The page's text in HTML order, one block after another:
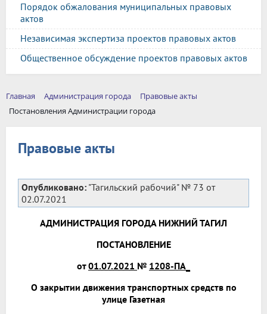
Порядок обжалования муниципальных правовых
актов
Независимая экспертиза проектов правовых актов
Общественное обсуждение проектов правовых актов
Главная Администрация города
Правовые акты
Постановления Администрации города
Правовые акты
Опубликовано: "Тагильский рабочий" № 73 от
02.07.2021
АДМИНИСТРАЦИЯ ГОРОДА НИЖНИЙ ТАГИЛ
ПОСТАНОВЛЕНИЕ
от01.07.2021 № 1208-ПА_
О закрытии движения транспортных средств по
улице Газетная